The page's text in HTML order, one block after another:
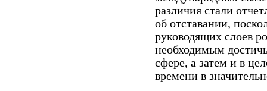
различия стали
об отставании,
руководящих слоев
необходимым
сфере, а затем и в
времени в